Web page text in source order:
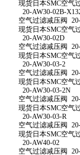
现货日本SMC空气
20-AW30-02B-
空气过滤减压阀
现货日本SMC空气
20-AW30-02D
空气过滤减压阀
现货日本SMC空气
20-AW30-03-2
空气过滤减压阀
现货日本SMC空气
20-AW30-03-2N
空气过滤减压阀
现货日本SMC空气
20-AW30-03-R
空气过滤减压阀
现货日本SMC空气
20-AW40-02
空气过滤减压阀